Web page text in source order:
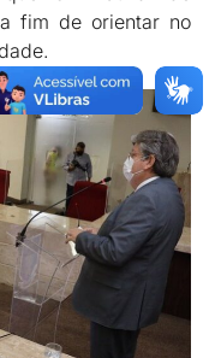
fim de orientar no